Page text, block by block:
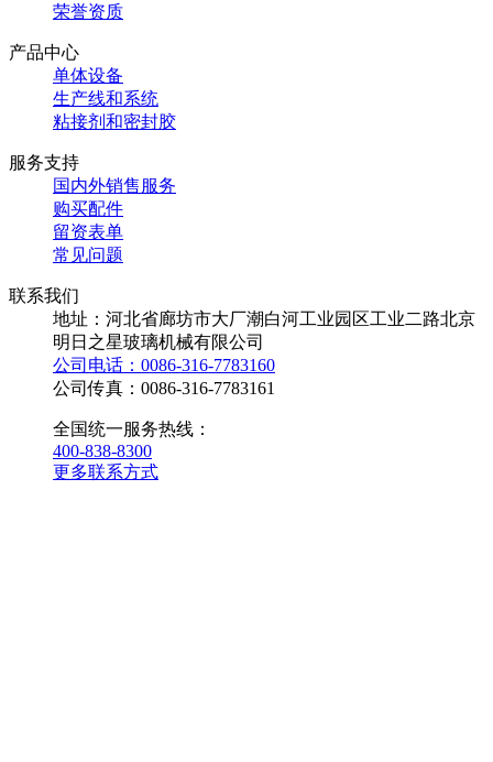
荣誉资质
产品中心
单体设备
生产线和系统
粘接剂和密封胶
服务支持
国内外销售服务
购买配件
留资表单
常见问题
联系我们
地址：河北省廊坊市大厂潮白河工业园区工业二路北京
明日之星玻璃机械有限公司
公司电话：0086-316-7783160
公司传真：0086-316-7783161
全国统一服务热线：
400-838-8300
更多联系方式